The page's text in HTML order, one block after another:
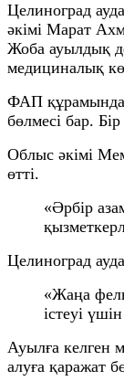
Целиноград
әкімі Марат
Жоба ауылдық
медициналық
ФАП құрамында:
бөлмесі бар.
Облыс әкімі
өтті.
«Әрбір
Целиноград
«Жаңа
істеуі
Ауылға келген
алуға қаражат